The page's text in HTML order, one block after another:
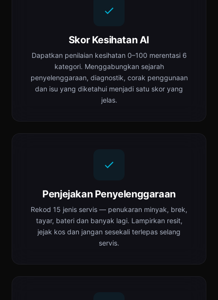
Skor Kesihatan AI
Dapatkan penilaian kesihatan 0–100 merentasi 6
kategori. Menggabungkan sejarah
penyelenggaraan, diagnostik, corak penggunaan
dan isu yang diketahui menjadi satu skor yang
jelas.
Penjejakan Penyelenggaraan
Rekod 15 jenis servis — penukaran minyak, brek,
tayar, bateri dan banyak lagi. Lampirkan resit,
jejak kos dan jangan sesekali terlepas selang
servis.